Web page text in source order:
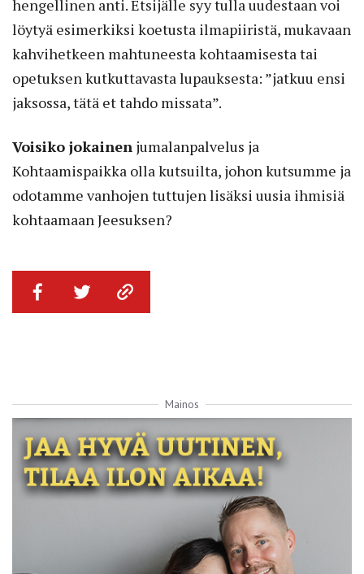
hengellinen anti. Etsijälle syy tulla uudestaan voi
löytyä esimerkiksi koetusta ilmapiiristä, mukavaan
kahvihetkeen mahtuneesta kohtaamisesta tai
opetuksen kutkuttavasta lupauksesta: ”jatkuu ensi
jaksossa, tätä et tahdo missata”.
Voisiko jokainen jumalanpalvelus ja
Kohtaamispaikka olla kutsuilta, johon kutsumme ja
odotamme vanhojen tuttujen lisäksi uusia ihmisiä
kohtaamaan Jeesuksen?
Mainos